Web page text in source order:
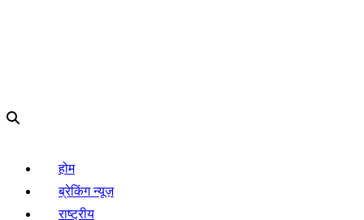
होम
ब्रेकिंग न्यूज़
राष्ट्रीय